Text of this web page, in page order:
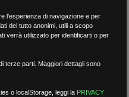
l'esperienza di navigazione e per
del tutto anonimi, utili a scopo
verrà utilizzato per identificarti o per
terze parti. Maggiori dettagli sono
o localStorage, leggi la PRIVACY